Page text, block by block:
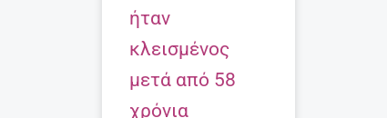
ήταν
κλεισμένος
μετά από 58
χρόνια